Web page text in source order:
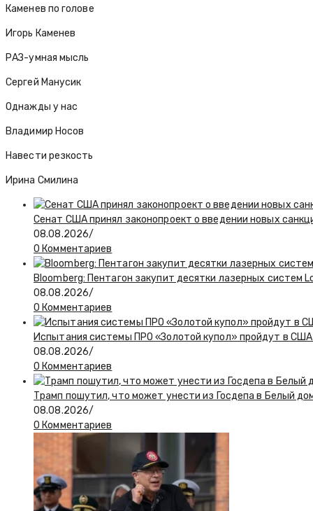
Каменев по голове
Игорь Каменев
РАЗ-умная мысль
Сергей Манусик
Однажды у нас
Владимир Носов
Навести резкость
Ирина Смилина
Сенат США принял законопроект о введении новых
08.08.2026/
0 Комментариев
Bloomberg: Пентагон закупит десятки лазерных систем
08.08.2026/
0 Комментариев
Испытания системы ПРО «Золотой купол» пройдут в
08.08.2026/
0 Комментариев
Трамп пошутил, что может унести из Госдепа в Белый
08.08.2026/
0 Комментариев